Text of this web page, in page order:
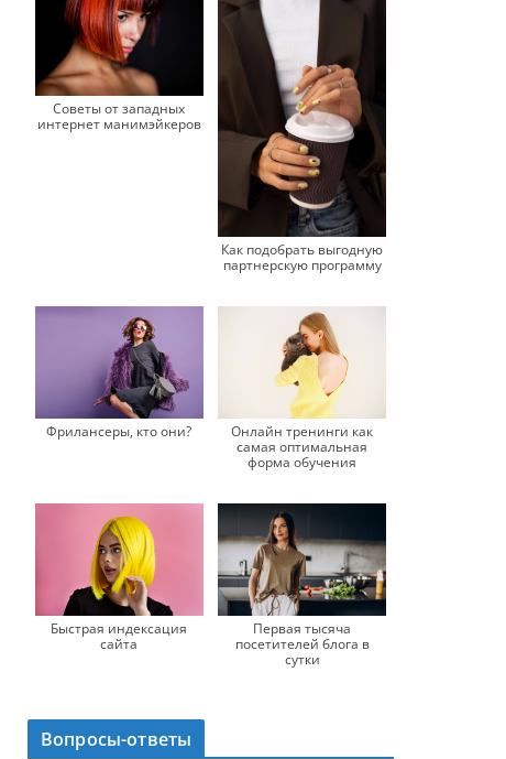
Советы от западных
интернет манимэйкеров
Как подобрать выгодную
партнерскую программу
Фрилансеры, кто они?
Онлайн тренинги как
самая оптимальная
форма обучения
Быстрая индексация
сайта
Первая тысяча
посетителей блога в
сутки
Вопросы-ответы